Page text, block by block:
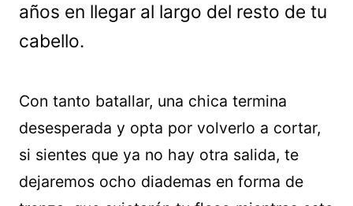
años en llegar al largo del resto de tu
cabello.
Con tanto batallar, una chica termina
desesperada y opta por volverlo a cortar,
si sientes que ya no hay otra salida, te
dejaremos ocho diademas en forma de